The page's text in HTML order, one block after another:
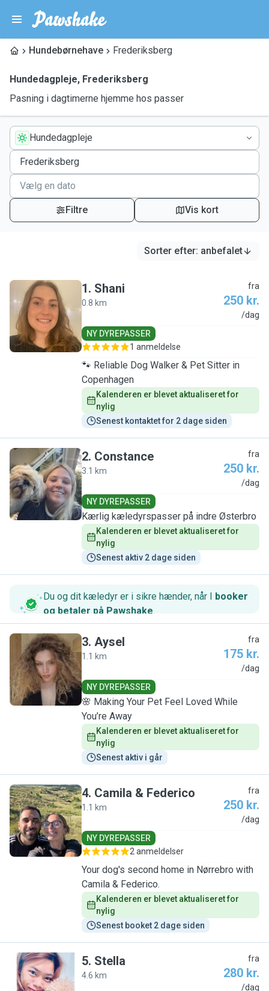
Hundebørnehave Frederiksberg
Hundedagpleje, Frederiksberg
Pasning i dagtimerne hjemme hos passer
Hundedagpleje
Filtre Vis kort
Sorter efter: anbefalet
S
1. Shani
0.8 km
fra
250 kr.
/dag
NY DYREPASSER
1 anmeldelse
🐾 Reliable Dog Walker & Pet Sitter in
Copenhagen
Kalenderen er blevet aktualiseret for
nylig
Senest kontaktet for 2 dage siden
C
2. Constance
3.1 km
fra
250 kr.
/dag
NY DYREPASSER
Kærlig kæledyrspasser på indre Østerbro
Kalenderen er blevet aktualiseret for
nylig
Senest aktiv 2 dage siden
Du og dit kæledyr er i sikre hænder, når I booker
og betaler på Pawshake.
A
3. Aysel
1.1 km
fra
175 kr.
/dag
NY DYREPASSER
🌸 Making Your Pet Feel Loved While
You’re Away
Kalenderen er blevet aktualiseret for
nylig
Senest aktiv i går
C
4. Camila & Federico
1.1 km
fra
250 kr.
/dag
NY DYREPASSER
2 anmeldelser
Your dog's second home in Nørrebro with
Camila & Federico.
Kalenderen er blevet aktualiseret for
nylig
Senest booket 2 dage siden
5. Stella
4.6 km
fra
280 kr.
/dag